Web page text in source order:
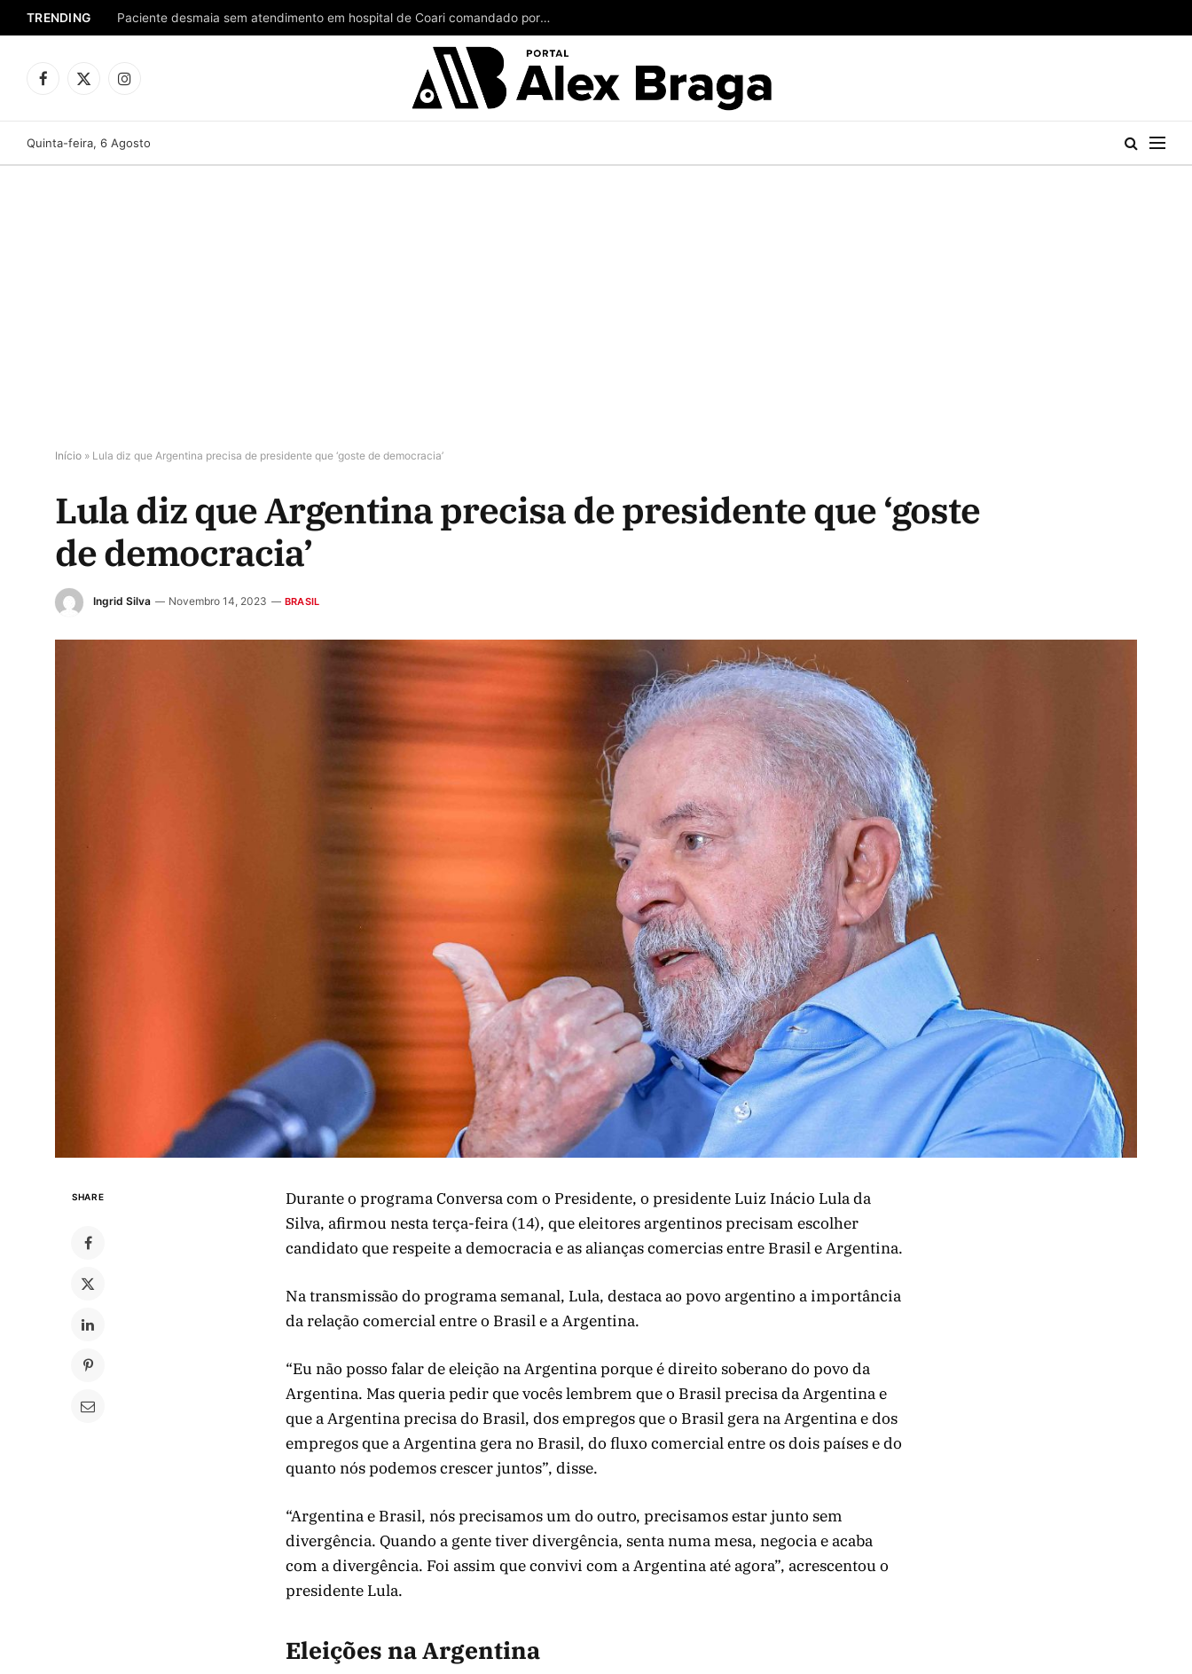
TRENDING Paciente desmaia sem atendimento em hospital de Coari comandado por Adail Pinheiro
Facebook
X
Instagram
Quinta-feira, 6 Agosto
Início » Lula diz que Argentina precisa de presidente que ‘goste de democracia’
Lula diz que Argentina precisa de presidente que ‘goste
de democracia’
Ingrid Silva Novembro 14, 2023 BRASIL
SHARE
Durante o programa Conversa com o Presidente, o presidente Luiz Inácio Lula da
Silva, afirmou nesta terça-feira (14), que eleitores argentinos precisam escolher
candidato que respeite a democracia e as alianças comercias entre Brasil e Argentina.
Na transmissão do programa semanal, Lula, destaca ao povo argentino a importância
da relação comercial entre o Brasil e a Argentina.
“Eu não posso falar de eleição na Argentina porque é direito soberano do povo da
Argentina. Mas queria pedir que vocês lembrem que o Brasil precisa da Argentina e
que a Argentina precisa do Brasil, dos empregos que o Brasil gera na Argentina e dos
empregos que a Argentina gera no Brasil, do fluxo comercial entre os dois países e do
quanto nós podemos crescer juntos”, disse.
“Argentina e Brasil, nós precisamos um do outro, precisamos estar junto sem
divergência. Quando a gente tiver divergência, senta numa mesa, negocia e acaba
com a divergência. Foi assim que convivi com a Argentina até agora”, acrescentou o
presidente Lula.
Eleições na Argentina